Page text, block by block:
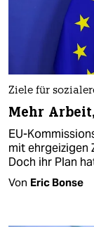
Ziele für
Mehr
EU-
mit ehrgeizigen
Doch ihr Plan
Von Eric Bonse